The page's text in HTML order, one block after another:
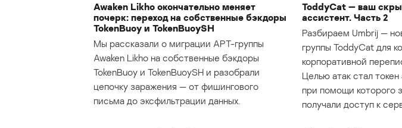
Awaken Likho окончательно меняет
почерк: переход на собственные бэкдоры
TokenBuoy и TokenBuoySH
Мы рассказали о миграции APT-группы
Awaken Likho на собственные бэкдоры
TokenBuoy и TokenBuoySH и разобрали
цепочку заражения — от фишингового
письма до эксфильтрации данных.
ToddyCat — ваш
ассистент. Часть 2
Разбираем Umbrij —
группы ToddyCat для
корпоративной
Целью атак стал
при помощи которого
получали доступ к